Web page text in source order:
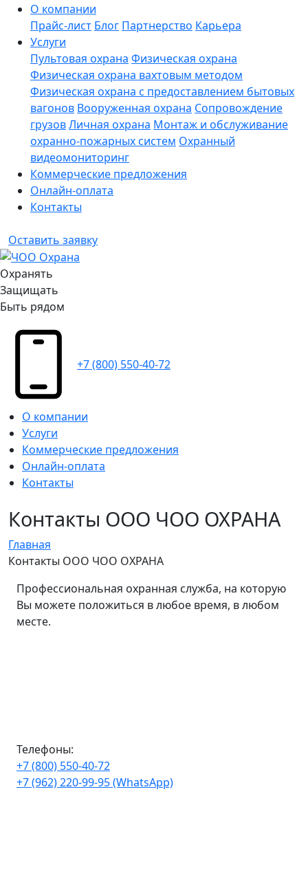
О компании
Прайс-лист Блог Партнерство Карьера
Услуги
Пультовая охрана Физическая охрана
Физическая охрана вахтовым методом
Физическая охрана с предоставлением бытовых
вагонов Вооруженная охрана Сопровождение
грузовЛичная охрана Монтаж и обслуживание
охранно-пожарных систем Охранный
видеомониторинг
Коммерческие предложения
Онлайн-оплата
Контакты
Оставить заявку
Охранять
Защищать
Быть рядом
+7 (800) 550-40-72
О компании
Услуги
Коммерческие предложения
Онлайн-оплата
Контакты
Контакты ООО ЧОО ОХРАНА
Главная
Контакты ООО ЧОО ОХРАНА
Профессиональная охранная служба, на которую
Вы можете положиться в любое время, в любом
месте.
Телефоны:
+7 (800) 550-40-72
+7 (962) 220-99-95 (WhatsApp)